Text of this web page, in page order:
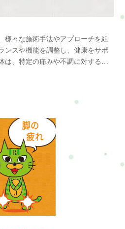
様々な施術手法やアプローチを組
ンスや機能を調整し、健康をサポ
は、特定の痛みや不調に対する対
ています。そのため、身体の各部
術を行うことが特徴です。総合整
技術や手法を組み合わせて使用す
り、体のさまざまな側面にアプロ
ともに、筋肉の緊張や関節の可動
ます。総合的なアプローチによっ
アプローチし、持続的な健康とウ
ることを目指します。総合整体
標に合わせて施術内容が調整され
点を持ち、お客様の体の特性や症
術を提供する役割を果たします。